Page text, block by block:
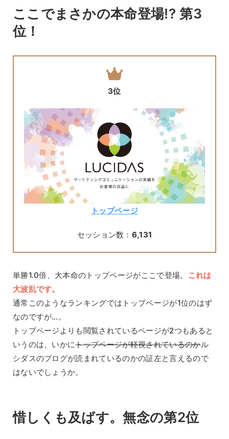
ここでまさかの本命登場!? 第3
位！
3位
トップページ
セッション数： 6,131
単勝1.0倍、大本命のトップページがここで登場。 これは
大波乱です。
通常このようなランキングではトップページが1位のはず
なのですが…。
トップページよりも閲覧されているページが2つもあると
いうのは、いかにトップページが軽視されているのかル
シダスのブログが読まれているのかの証左と言えるので
はないでしょうか。
惜しくも及ばす。無念の第2位